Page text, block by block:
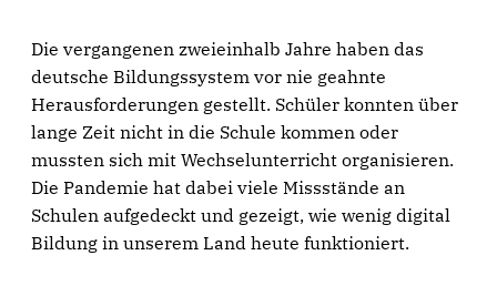
Die vergangenen zweieinhalb Jahre haben das
deutsche Bildungssystem vor nie geahnte
Herausforderungen gestellt. Schüler konnten über
lange Zeit nicht in die Schule kommen oder
mussten sich mit Wechselunterricht organisieren.
Die Pandemie hat dabei viele Missstände an
Schulen aufgedeckt und gezeigt, wie wenig digital
Bildung in unserem Land heute funktioniert.